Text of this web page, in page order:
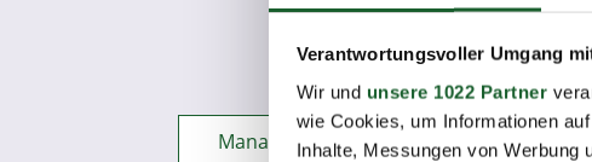
Verantwortungsvoller Umgang
Wir und unsere 1022 Partner
wie Cookies, um Informationen
Inhalte, Messungen von Werbung
Integration +
Management + Organisation +